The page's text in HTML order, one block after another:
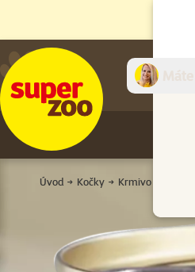
Úvod Kočky Krmivo a pamlsky